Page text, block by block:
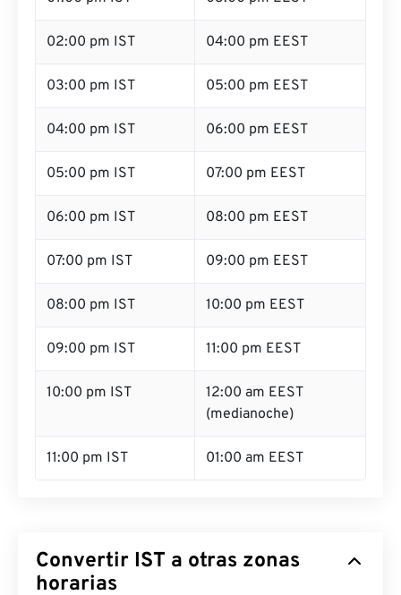
02:00 pm IST 04:00 pm EEST
03:00 pm IST 05:00 pm EEST
04:00 pm IST 06:00 pm EEST
05:00 pm IST 07:00 pm EEST
06:00 pm IST 08:00 pm EEST
07:00 pm IST 09:00 pm EEST
08:00 pm IST 10:00 pm EEST
09:00 pm IST 11:00 pm EEST
10:00 pm IST
12:00 am EEST
(medianoche)
11:00 pm IST 01:00 am EEST
Convertir IST a otras zonas
horarias